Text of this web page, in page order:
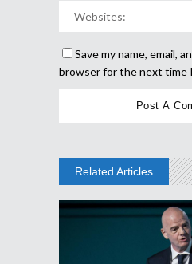
Save my name, email,
browser for the next time
Related Articles